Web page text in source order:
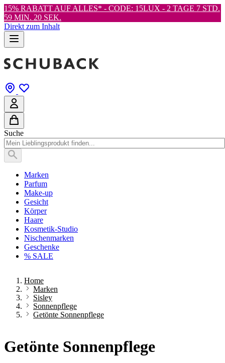
15% RABATT AUF ALLES* - CODE: 15LUX - 2 TAGE 7 STD.
59 MIN. 19 SEK.
Direkt zum Inhalt
Suche
Marken
Parfum
Make-up
Gesicht
Körper
Haare
Kosmetik-Studio
Nischenmarken
Geschenke
% SALE
Home
Marken
Sisley
Sonnenpflege
Getönte Sonnenpflege
Getönte Sonnenpflege